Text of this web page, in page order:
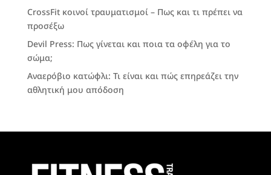
CrossFit κοινοί τραυματισμοί – Πως και τι πρέπει να
προσέξω
Devil Press: Πως γίνεται και ποια τα οφέλη για το
σώμα;
Αναερόβιο κατώφλι: Τι είναι και πώς επηρεάζει την
αθλητική μου απόδοση